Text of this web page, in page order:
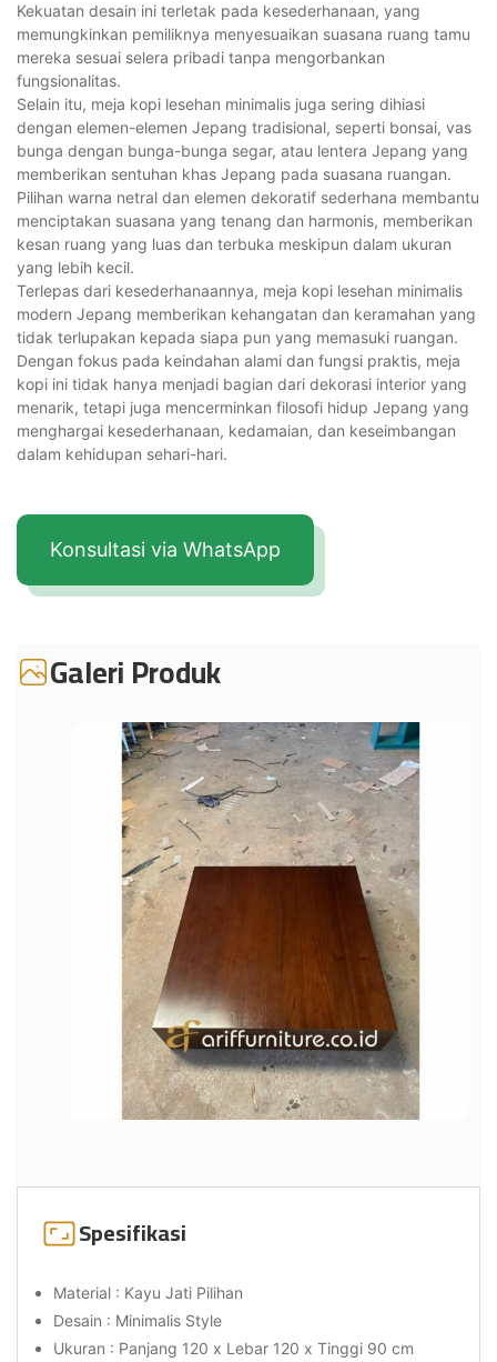
Kekuatan desain ini terletak pada kesederhanaan, yang
memungkinkan pemiliknya menyesuaikan suasana ruang tamu
mereka sesuai selera pribadi tanpa mengorbankan
fungsionalitas.
Selain itu, meja kopi lesehan minimalis juga sering dihiasi
dengan elemen-elemen Jepang tradisional, seperti bonsai, vas
bunga dengan bunga-bunga segar, atau lentera Jepang yang
memberikan sentuhan khas Jepang pada suasana ruangan.
Pilihan warna netral dan elemen dekoratif sederhana membantu
menciptakan suasana yang tenang dan harmonis, memberikan
kesan ruang yang luas dan terbuka meskipun dalam ukuran
yang lebih kecil.
Terlepas dari kesederhanaannya, meja kopi lesehan minimalis
modern Jepang memberikan kehangatan dan keramahan yang
tidak terlupakan kepada siapa pun yang memasuki ruangan.
Dengan fokus pada keindahan alami dan fungsi praktis, meja
kopi ini tidak hanya menjadi bagian dari dekorasi interior yang
menarik, tetapi juga mencerminkan filosofi hidup Jepang yang
menghargai kesederhanaan, kedamaian, dan keseimbangan
dalam kehidupan sehari-hari.
Konsultasi via WhatsApp
Galeri Produk
Spesifikasi
Material : Kayu Jati Pilihan
Desain : Minimalis Style
Ukuran : Panjang 120 x Lebar 120 x Tinggi 90 cm